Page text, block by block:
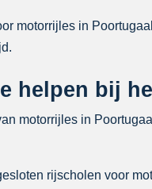
motorrijles in
helpen bij
motorrijles in
rijscholen voor